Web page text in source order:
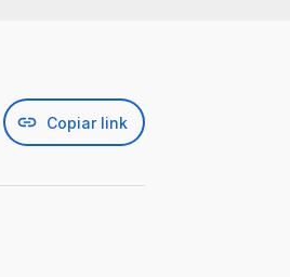
Copiar link